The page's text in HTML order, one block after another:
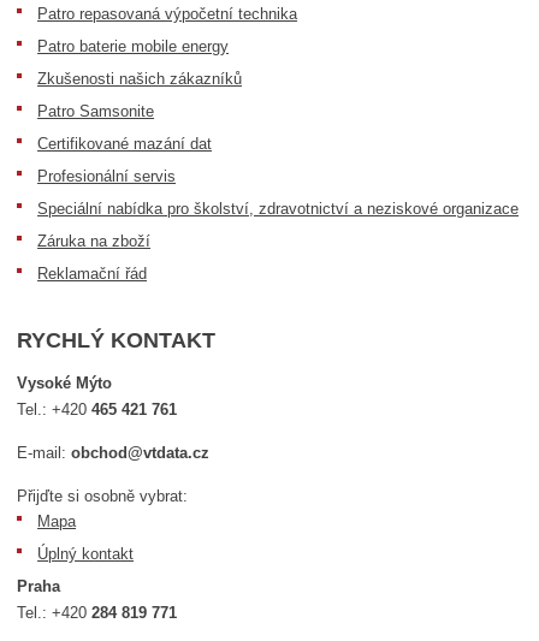
Patro repasovaná výpočetní technika
Patro baterie mobile energy
Zkušenosti našich zákazníků
Patro Samsonite
Certifikované mazání dat
Profesionální servis
Speciální nabídka pro školství, zdravotnictví a neziskové organizace
Záruka na zboží
Reklamační řád
RYCHLÝ KONTAKT
Vysoké Mýto
Tel.:+420465 421 761
E-mail:obchod@vtdata.cz
Přijďte si osobně vybrat:
Mapa
Úplný kontakt
Praha
Tel.:+420284 819 771